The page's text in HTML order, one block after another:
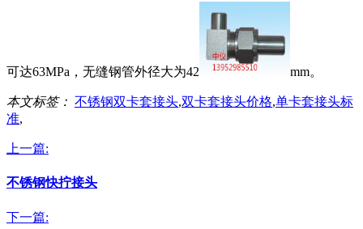
可达63MPa，无缝钢管外径大为42 mm。
本文标签： 不锈钢双卡套接头,双卡套接头价格,单卡套接头标
准,
上一篇:
不锈钢快拧接头
下一篇: